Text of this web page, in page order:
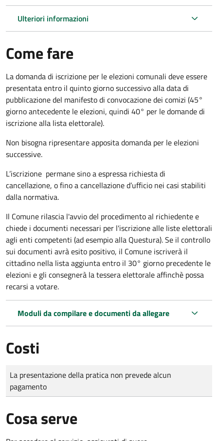
Ulteriori informazioni
Come fare
La domanda di iscrizione per le elezioni comunali deve essere
presentata entro il quinto giorno successivo alla data di
pubblicazione del manifesto di convocazione dei comizi (45°
giorno antecedente le elezioni, quindi 40° per le domande di
iscrizione alla lista elettorale).
Non bisogna ripresentare apposita domanda per le elezioni
successive.
L’iscrizione permane sino a espressa richiesta di
cancellazione, o fino a cancellazione d’ufficio nei casi stabiliti
dalla normativa.
Il Comune rilascia l'avvio del procedimento al richiedente e
chiede i documenti necessari per l'iscrizione alle liste elettorali
agli enti competenti (ad esempio alla Questura). Se il controllo
sui documenti avrà esito positivo, il Comune iscriverà il
cittadino nella lista aggiunta entro il 30° giorno precedente le
elezioni e gli consegnerà la tessera elettorale affinchè possa
recarsi a votare.
Moduli da compilare e documenti da allegare
Costi
Tipo di pagamento
Importo
La presentazione della pratica non prevede alcun
pagamento
Cosa serve